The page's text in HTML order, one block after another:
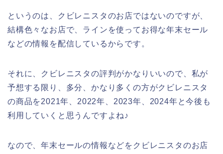
というのは、クビレニスタのお店ではないのですが、
結構色々なお店で、ラインを使ってお得な年末セール
などの情報を配信しているからです。
それに、クビレニスタの評判がかなりいいので、私が
予想する限り、多分、かなり多くの方がクビレニスタ
の商品を2021年、2022年、2023年、2024年と今後も
利用していくと思うんですよね♪
なので、年末セールの情報などをクビレニスタのお店